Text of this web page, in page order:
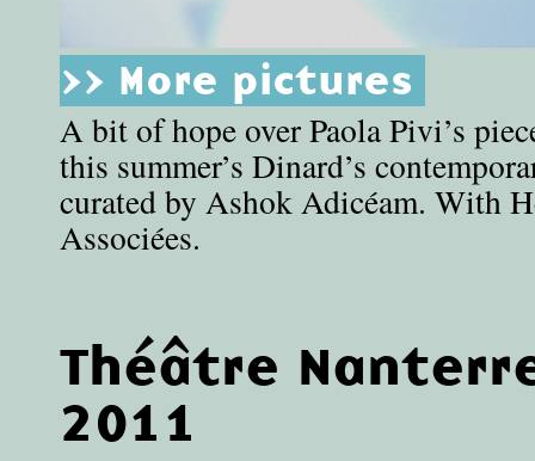
>> More pictures
A bit of hope over Paola Pivi’s
this summer’s Dinard’s
curated by Ashok Adicéam. With
Associées.
Théâtre
2011